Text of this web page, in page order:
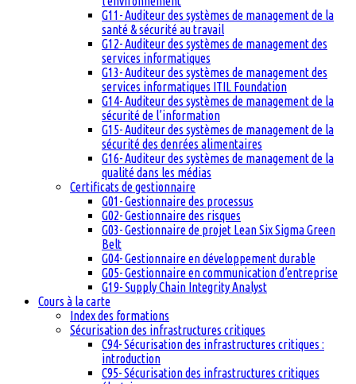
G11- Auditeur des systèmes de management de la
santé & sécurité au travail
G12- Auditeur des systèmes de management des
services informatiques
G13- Auditeur des systèmes de management des
services informatiques ITIL Foundation
G14- Auditeur des systèmes de management de la
sécurité de l’information
G15- Auditeur des systèmes de management de la
sécurité des denrées alimentaires
G16- Auditeur des systèmes de management de la
qualité dans les médias
Certificats de gestionnaire
G01- Gestionnaire des processus
G02- Gestionnaire des risques
G03- Gestionnaire de projet Lean Six Sigma Green
Belt
G04- Gestionnaire en développement durable
G05- Gestionnaire en communication d’entreprise
G19- Supply Chain Integrity Analyst
Cours à la carte
Index des formations
Sécurisation des infrastructures critiques
C94- Sécurisation des infrastructures critiques :
introduction
C95- Sécurisation des infrastructures critiques